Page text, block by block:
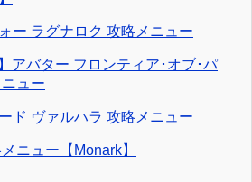
ー ラグナロク 攻略メニュー
アバター フロンティア･オブ･パ
ュー
ド ヴァルハラ 攻略メニュー
ニュー【Monark】